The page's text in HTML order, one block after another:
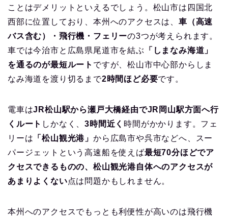
ことはデメリットといえるでしょう。松山市は四国北
西部に位置しており、本州へのアクセスは、 車（高速
バス含む）・飛行機・フェリーの3つが考えられます。
車では今治市と広島県尾道市を結ぶ
「しまなみ海道」
を通るのが最短ルート ですが、松山市中心部からしま
なみ海道を渡り切るまで2時間ほど必要です。
電車はJR松山駅から瀬戸大橋経由でJR岡山駅方面へ行
くルート しかなく、3時間近く 時間がかかります。フェ
リーは 「松山観光港」から広島市や呉市などへ、スー
パージェットという高速船を使えば最短70分ほどでア
クセスできるものの、松山観光港自体へのアクセスが
あまりよくない点は問題かもしれません。
本州へのアクセスでもっとも利便性が高いのは飛行機